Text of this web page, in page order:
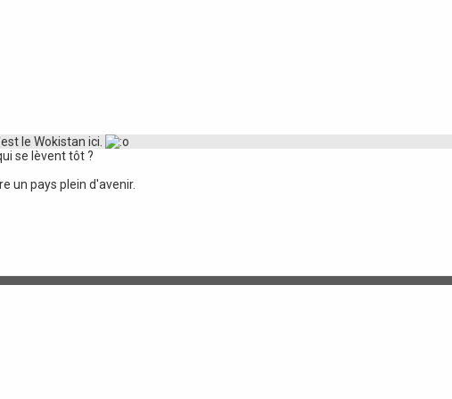
le Wokistan ici.
se lèvent tôt ?
un pays plein d'avenir.